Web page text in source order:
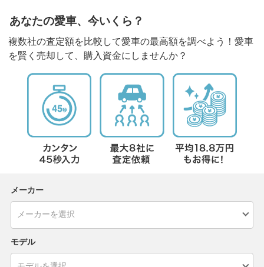
あなたの愛車、今いくら？
複数社の査定額を比較して愛車の最高額を調べよう！愛車
を賢く売却して、購入資金にしませんか？
メーカー
モデル